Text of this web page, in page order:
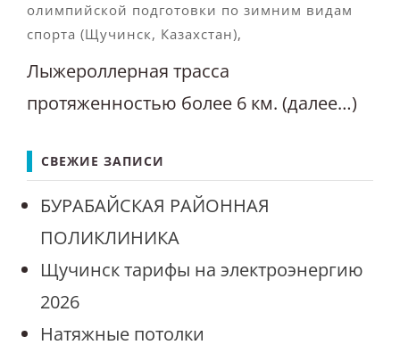
олимпийской подготовки по зимним видам
спорта (Щучинск, Казахстан),
Лыжероллерная трасса
протяженностью более 6 км. (далее…)
СВЕЖИЕ ЗАПИСИ
БУРАБАЙСКАЯ РАЙОННАЯ
ПОЛИКЛИНИКА
Щучинск тарифы на электроэнергию
2026
Натяжные потолки